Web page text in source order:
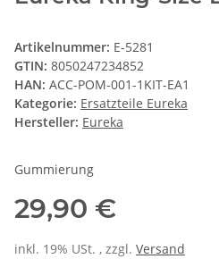
Artikelnummer: E-5281
GTIN: 8050247234852
HAN: ACC-POM-001-1KIT-EA1
Kategorie: Ersatzteile Eureka
Hersteller: Eureka
Gummierung
29,90 €
inkl. 19% USt. , zzgl. Versand